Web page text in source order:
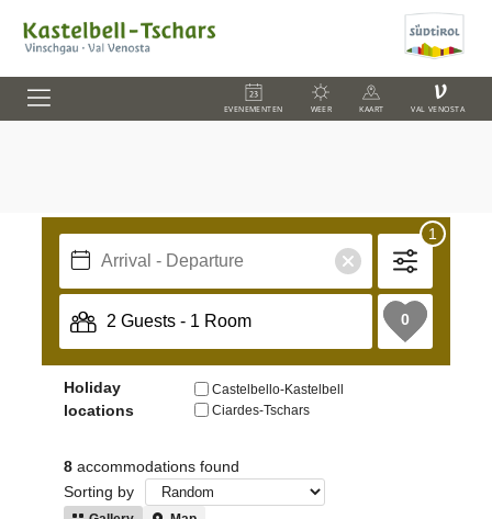
EVENEMENTEN WEER KAART
V
VAL VENOSTA